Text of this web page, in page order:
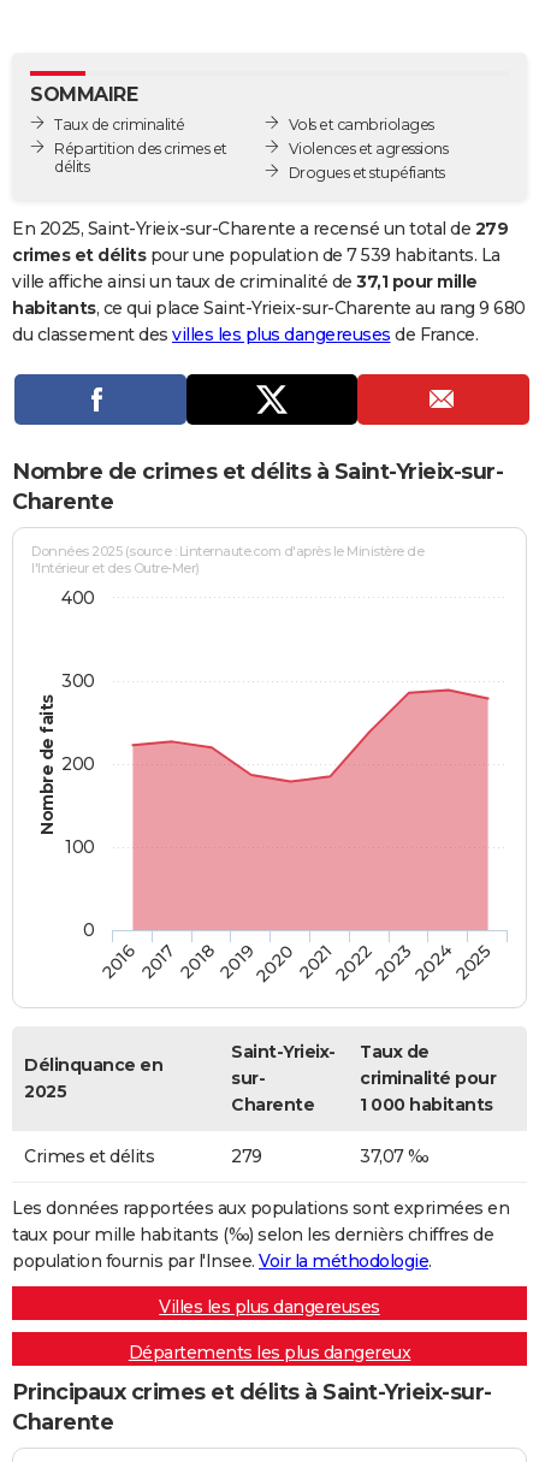
GUIDES D'ACHAT
BONS PLANS
CARTE DE VOEUX
Carte de Noël
Carte Bonne année
Carte Saint-Valentin
Carte Pâques
Carte d'anniversaire
DICTIONNAIRE
Dictionnaire
Biographies
Citations
Expressions
Proverbes
PROGRAMME TV
COPAINS D'AVANT
AVIS DE DÉCÈS
Bricolage
Lifestyle
Culture
Sport
Auto
Television
Voyage
Cinema
SOMMAIRE
Taux de criminalité
Répartition des crimes et
délits
Vols et cambriolages
Violences et agressions
Drogues et stupéfiants
En 2025, Saint-Yrieix-sur-Charente a recensé un total de 279
crimes et délitspour une population de 7 539 habitants. La
ville affiche ainsi un taux de criminalité de 37,1 pour mille
habitants, ce qui place Saint-Yrieix-sur-Charente au rang 9 680
du classement des villes les plus dangereuses de France.
Nombre de crimes et délits à Saint-Yrieix-sur-
Charente
Nombre de faits
Données 2025 (source : Linternaute.com d'après le Ministère de
l'Intérieur et des Outre-Mer)
2016201720182019202020212022202320242025
0
100
200
300
400
Délinquance en
2025
Saint-Yrieix-
sur-
Charente
Taux de
criminalité pour
1 000 habitants
Crimes et délits 279 37,07 ‰
Les données rapportées aux populations sont exprimées en
taux pour mille habitants (‰) selon les dernièrs chiffres de
population fournis par l'Insee. Voir la méthodologie.
Villes les plus dangereuses
Départements les plus dangereux
Principaux crimes et délits à Saint-Yrieix-sur-
Charente